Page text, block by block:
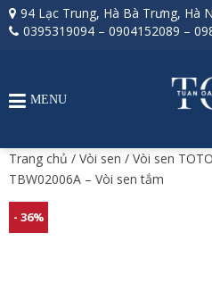
94 Lạc Trung, Hà Bà Trưng, Hà
0395319094 – 0904152089 –
MENU
Trang chủ / Vòi sen / Vòi sen TOTO
TBW02006A – Vòi sen tắm
- 36%